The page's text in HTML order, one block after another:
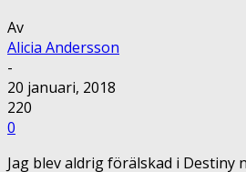
Av
Alicia Andersson
-
20 januari, 2018
220
0
Jag blev aldrig förälskad i Destiny